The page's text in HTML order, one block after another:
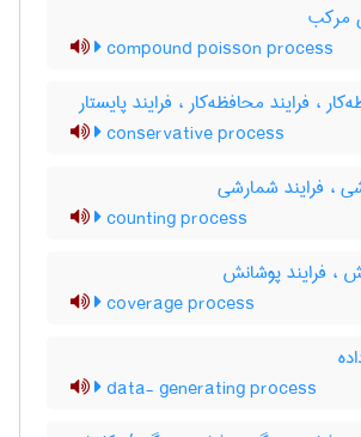
مرکب
compound poisson process
، فرایند محافظه‌کار ، فرایند پایستار
conservative process
، فرایند شمارشی
counting process
، فرایند پوشانش
coverage process
data- generating process